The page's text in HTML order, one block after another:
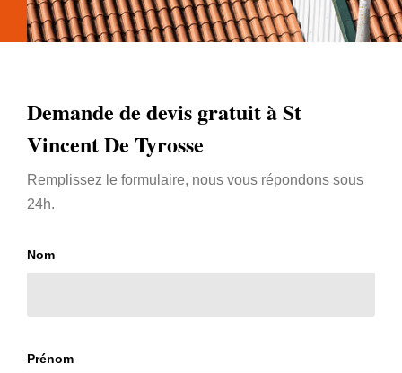
Demande de devis gratuit à St
Vincent De Tyrosse
Remplissez le formulaire, nous vous répondons sous
24h.
Nom
Prénom